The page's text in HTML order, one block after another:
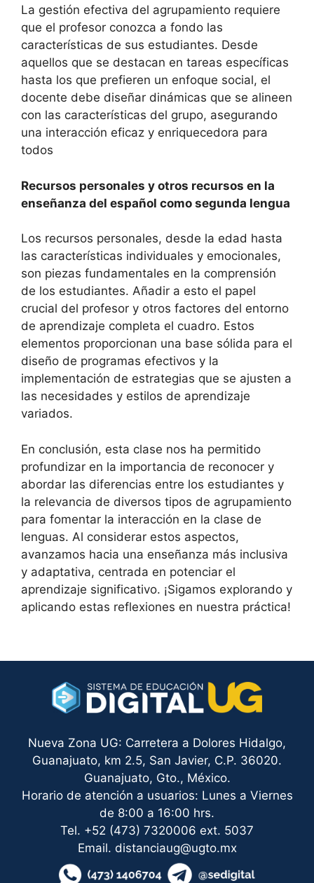
La gestión efectiva del agrupamiento requiere
que el profesor conozca a fondo las
características de sus estudiantes. Desde
aquellos que se destacan en tareas específicas
hasta los que prefieren un enfoque social, el
docente debe diseñar dinámicas que se alineen
con las características del grupo, asegurando
una interacción eficaz y enriquecedora para
todos
Recursos personales y otros recursos en la
enseñanza del español como segunda lengua
Los recursos personales, desde la edad hasta
las características individuales y emocionales,
son piezas fundamentales en la comprensión
de los estudiantes. Añadir a esto el papel
crucial del profesor y otros factores del entorno
de aprendizaje completa el cuadro. Estos
elementos proporcionan una base sólida para el
diseño de programas efectivos y la
implementación de estrategias que se ajusten a
las necesidades y estilos de aprendizaje
variados.
En conclusión, esta clase nos ha permitido
profundizar en la importancia de reconocer y
abordar las diferencias entre los estudiantes y
la relevancia de diversos tipos de agrupamiento
para fomentar la interacción en la clase de
lenguas. Al considerar estos aspectos,
avanzamos hacia una enseñanza más inclusiva
y adaptativa, centrada en potenciar el
aprendizaje significativo. ¡Sigamos explorando y
aplicando estas reflexiones en nuestra práctica!
Nueva Zona UG: Carretera a Dolores Hidalgo,
Guanajuato, km 2.5, San Javier, C.P. 36020.
Guanajuato, Gto., México.
Horario de atención a usuarios: Lunes a Viernes
de 8:00 a 16:00 hrs.
Tel. +52 (473) 7320006 ext. 5037
Email. distanciaug@ugto.mx